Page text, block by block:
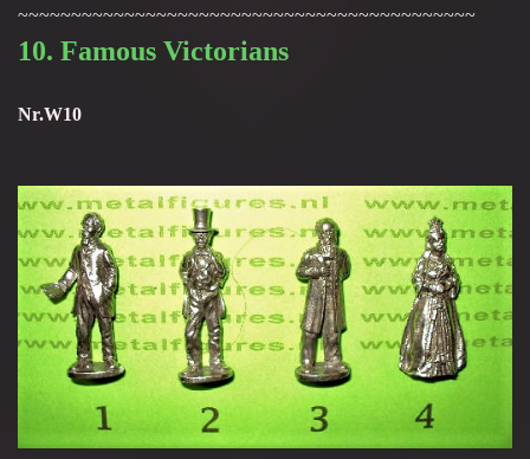
~~~~~~~~~~~~~~~~~~~~~~~~~~~~~~~~~~~~~~~~~~~
10. Famous Victorians
Nr.W10